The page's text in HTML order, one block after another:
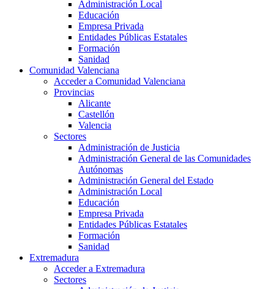
Administración Local
Educación
Empresa Privada
Entidades Públicas Estatales
Formación
Sanidad
Comunidad Valenciana
Acceder a Comunidad Valenciana
Provincias
Alicante
Castellón
Valencia
Sectores
Administración de Justicia
Administración General de las Comunidades
Autónomas
Administración General del Estado
Administración Local
Educación
Empresa Privada
Entidades Públicas Estatales
Formación
Sanidad
Extremadura
Acceder a Extremadura
Sectores